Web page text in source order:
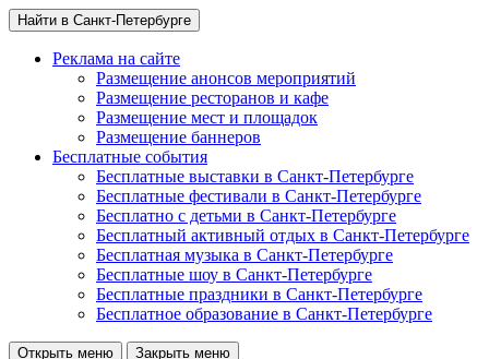
Найти в Санкт-Петербурге
Реклама на сайте
Размещение анонсов мероприятий
Размещение ресторанов и кафе
Размещение мест и площадок
Размещение баннеров
Бесплатные события
Бесплатные выставки в Санкт-Петербурге
Бесплатные фестивали в Санкт-Петербурге
Бесплатно с детьми в Санкт-Петербурге
Бесплатный активный отдых в Санкт-Петербурге
Бесплатная музыка в Санкт-Петербурге
Бесплатные шоу в Санкт-Петербурге
Бесплатные праздники в Санкт-Петербурге
Бесплатное образование в Санкт-Петербурге
Открыть меню Закрыть меню